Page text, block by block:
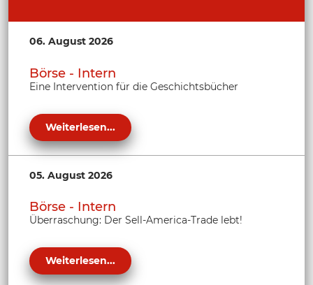
06. August 2026
Börse - Intern
Eine Intervention für die Geschichtsbücher
Weiterlesen...
05. August 2026
Börse - Intern
Überraschung: Der Sell-America-Trade lebt!
Weiterlesen...